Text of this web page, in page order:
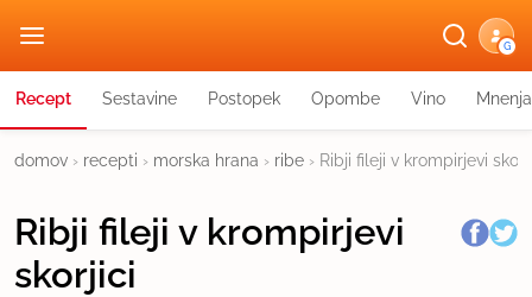
G
Recept Sestavine Postopek Opombe Vino Mnenja
domov › recepti › morska hrana › ribe › Ribji fileji v krompirjevi
Ribji fileji v krompirjevi
skorjici